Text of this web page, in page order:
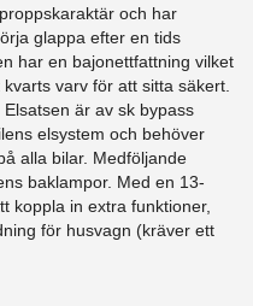
och har
glappa efter en tids
har en bajonettfattning vilket
varv för att sitta säkert.
är av sk bypass
elsystem och behöver
alla bilar. Medföljande
baklampor. Med en 13-
koppla in extra funktioner,
för husvagn (kräver ett